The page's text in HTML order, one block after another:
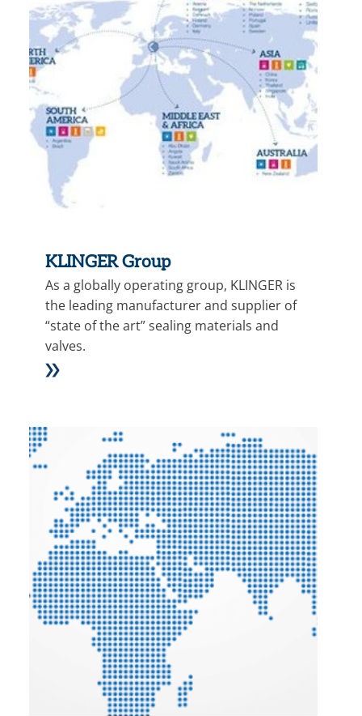
KLINGER Group
As a globally operating group, KLINGER is
the leading manufacturer and supplier of
“state of the art” sealing materials and
valves.